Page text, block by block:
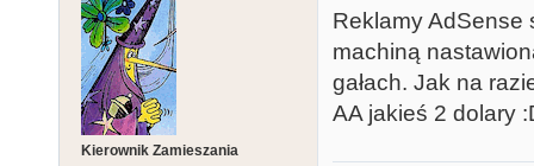
Kierownik Zamieszania
Reklamy AdSense
machiną
gałach. Jak na
AA jakieś 2 dolary